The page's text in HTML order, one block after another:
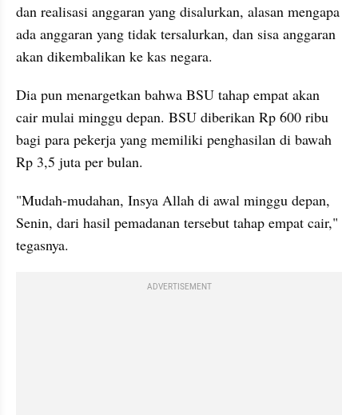
dan realisasi anggaran yang disalurkan, alasan mengapa
ada anggaran yang tidak tersalurkan, dan sisa anggaran
akan dikembalikan ke kas negara.
Dia pun menargetkan bahwa BSU tahap empat akan
cair mulai minggu depan. BSU diberikan Rp 600 ribu
bagi para pekerja yang memiliki penghasilan di bawah
Rp 3,5 juta per bulan.
"Mudah-mudahan, Insya Allah di awal minggu depan,
Senin, dari hasil pemadanan tersebut tahap empat cair,"
tegasnya.
ADVERTISEMENT